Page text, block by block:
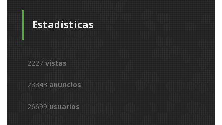
Estadísticas
2227 vistas
28843 anuncios
26699 usuarios